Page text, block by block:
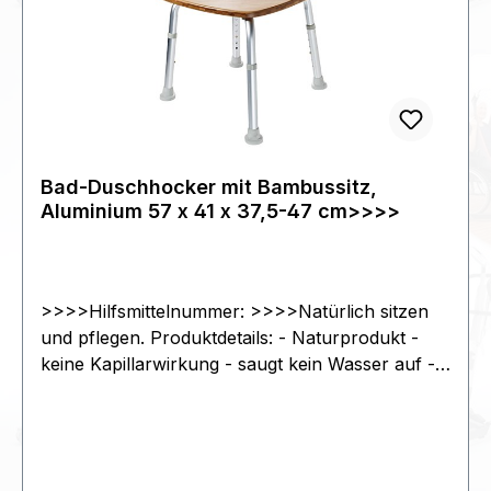
Bad-Duschhocker mit Bambussitz,
Aluminium 57 x 41 x 37,5-47 cm>>>>
>>>>Hilfsmittelnummer: >>>>Natürlich sitzen
und pflegen. Produktdetails: - Naturprodukt -
keine Kapillarwirkung - saugt kein Wasser auf -